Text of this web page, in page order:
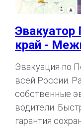
Эвакуатор
край -
Эвакуация по
всей России.
собственные
водители.
гарантия